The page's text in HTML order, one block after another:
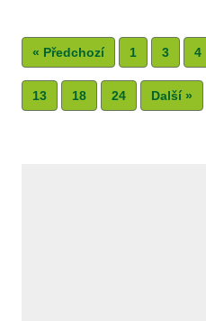
« Předchozí 1 3 4
13 18 24 Další »